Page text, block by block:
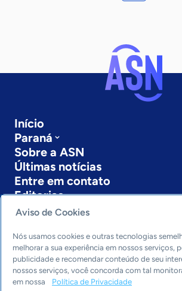
Início
Paraná
Sobre a ASN
Últimas notícias
Entre em contato
Editorias
Economia & Política
Inovação & Tecnologia
Cultura empreendedora
Dados
Arquivo
Aviso de Cookies
Nós usamos cookies e outras tecnologias
melhorar a sua experiência em nossos serviços,
publicidade e recomendar conteúdo de seu
nossos serviços, você concorda com tal
em nossa
Política de Privacidade